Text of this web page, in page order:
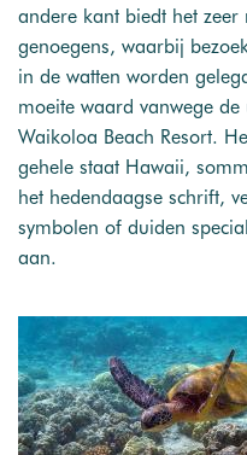
andere kant biedt het zeer
genoegens, waarbij
in de watten worden
moeite waard vanwege
Waikoloa Beach Resort.
gehele staat Hawaii,
het hedendaagse schrift,
symbolen of duiden
aan.